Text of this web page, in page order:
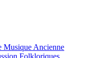
Musique Ancienne
Folkloriques